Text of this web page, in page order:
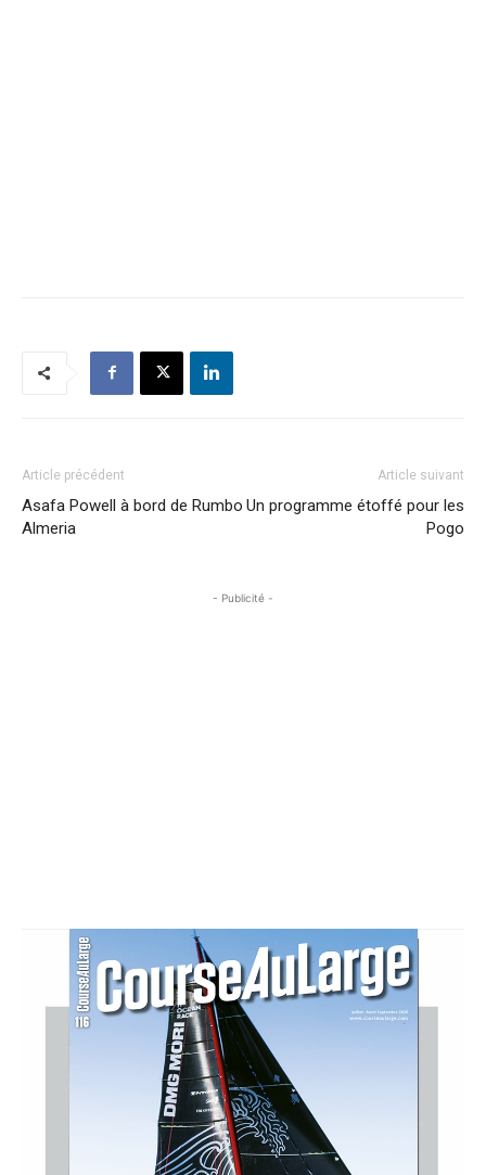
Article précédent
Asafa Powell à bord de Rumbo
Almeria
Article suivant
Un programme étoffé pour les
Pogo
- Publicité -